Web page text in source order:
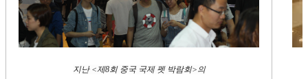
지난 <제8회 중국 국제 펫 박람회>의